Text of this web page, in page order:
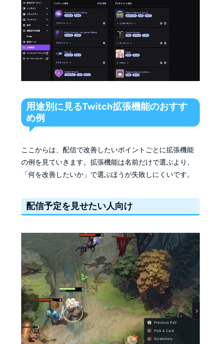
用途別に見るTwitch拡張機能のおすす
め例
ここからは、配信で改善したいポイントごとに拡張機能
の例を見ていきます。拡張機能は名前だけで選ぶより、
「何を改善したいか」で選ぶほうが失敗しにくいです。
配信予定を見せたい人向け